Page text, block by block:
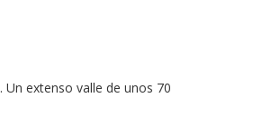
. Un extenso valle de unos 70